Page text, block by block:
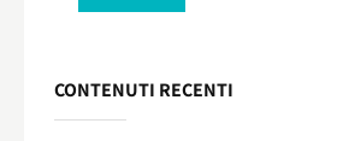
CONTENUTI RECENTI